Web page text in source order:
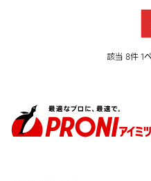
該当 8件 1